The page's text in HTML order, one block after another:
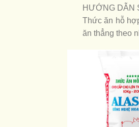
HƯỚNG DẪN
Thức ăn hỗ
ăn thẳng theo